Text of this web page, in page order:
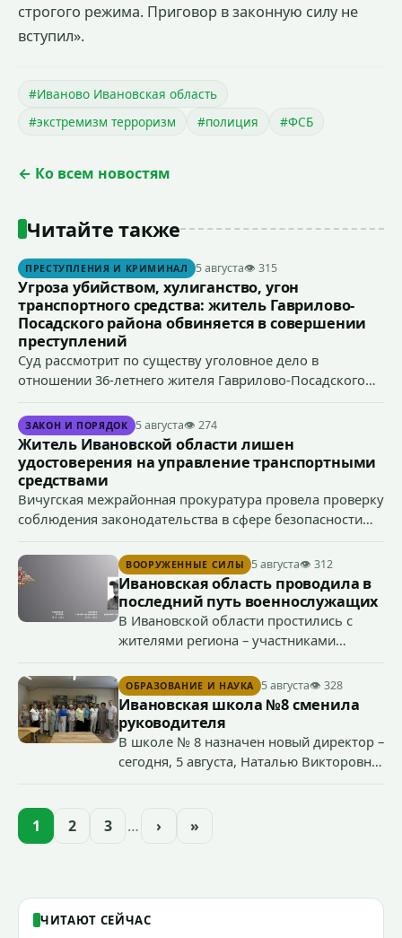
строгого режима. Приговор в законную силу не
вступил».
#Иваново Ивановская область
#экстремизм терроризм
#полиция #ФСБ
← Ко всем новостям
Читайте также
ПРЕСТУПЛЕНИЯ И КРИМИНАЛ 5 августа👁 315
Угроза убийством, хулиганство, угон
транспортного средства: житель Гаврилово-
Посадского района обвиняется в совершении
преступлений
Суд рассмотрит по существу уголовное дело в
отношении 36-летнего жителя Гаврилово-Посадского
преступлений, предусмотренных ч. 1 ст. 119 УК РФ
(угроза убийством), ч. 1 ст. 166 УК РФ (угон
транспортного средства), п. «а» ч. 1 ст. 213 УК РФ
(хулиганство).
ЗАКОН И ПОРЯДОК 5 августа👁 274
Житель Ивановской области лишен
удостоверения на управление транспортными
средствами
Вичугская межрайонная прокуратура провела проверку
соблюдения законодательства в сфере безопасности
прекращении права управления транспортными
средствами 38-летним водителем.
ВООРУЖЕННЫЕ СИЛЫ 5 августа👁 312
Ивановская область проводила в
последний путь военнослужащих
В Ивановской области простились с
жителями региона – участниками
Сергеем Глазковым, Дмитрием
Хохловым и Сергеем Павленко.
ОБРАЗОВАНИЕ И НАУКА 5 августа👁 328
Ивановская школа №8 сменила
руководителя
В школе № 8 назначен новый директор –
сегодня, 5 августа, Наталью Викторовну
образовательного учреждения.
1 2 3 … › »
ЧИТАЮТ СЕЙЧАС